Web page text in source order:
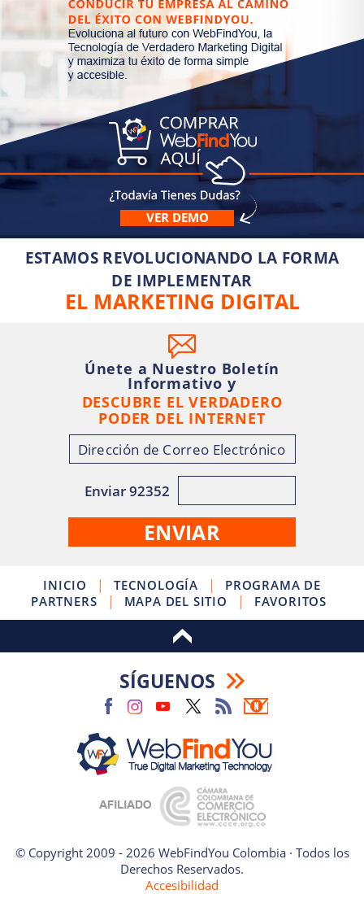
VER DEMO
ESTAMOS REVOLUCIONANDO LA FORMA
DE IMPLEMENTAR
EL MARKETING DIGITAL
Únete a Nuestro Boletín
Informativo y
DESCUBRE EL VERDADERO
PODER DEL INTERNET
Enviar 92352
INICIO | TECNOLOGÍA |
PROGRAMA DE
PARTNERS
| MAPA DEL SITIO | FAVORITOS
SÍGUENOS
© Copyright 2009 - 2026 WebFindYou Colombia · Todos los
Derechos Reservados.
Accesibilidad